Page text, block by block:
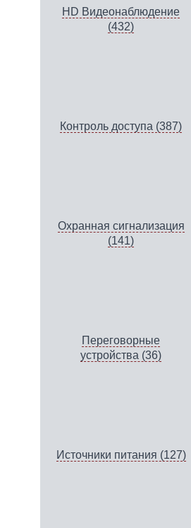
HD Видеонаблюдение
(432)
Контроль доступа (387)
Охранная сигнализация
(141)
Переговорные
устройства (36)
Источники питания (127)